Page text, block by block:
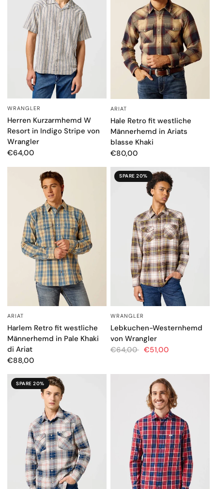
SCHNELLANSICHT
WRANGLER
Herren Kurzarmhemd W
Resort in Indigo Stripe von
Wrangler
€64,00
ARIAT
Hale Retro fit westliche
Männerhemd in Ariats
blasse Khaki
€80,00
ARIAT
Harlem Retro fit westliche
Männerhemd in Pale Khaki
di Ariat
€88,00
SPARE 20%
SCHNELLANSICHT
WRANGLER
Lebkuchen-Westernhemd
von Wrangler
€64,00 €51,00
SPARE 20%